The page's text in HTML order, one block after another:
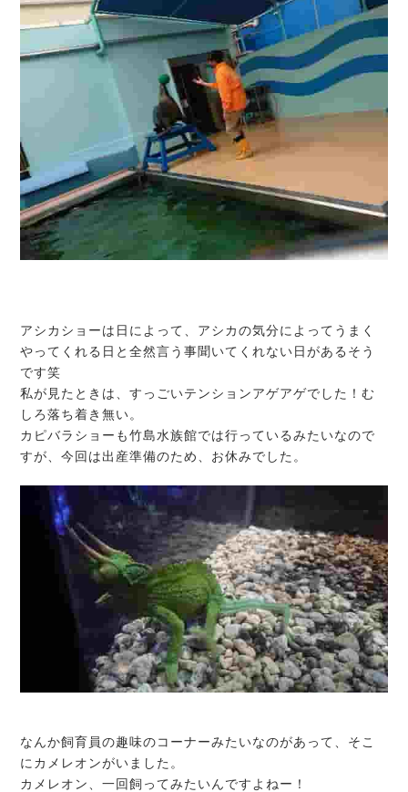
アシカショーは日によって、アシカの気分によってうまく
やってくれる日と全然言う事聞いてくれない日があるそう
です笑
私が見たときは、すっごいテンションアゲアゲでした！む
しろ落ち着き無い。
カピバラショーも竹島水族館では行っているみたいなので
すが、今回は出産準備のため、お休みでした。
なんか飼育員の趣味のコーナーみたいなのがあって、そこ
にカメレオンがいました。
カメレオン、一回飼ってみたいんですよねー！